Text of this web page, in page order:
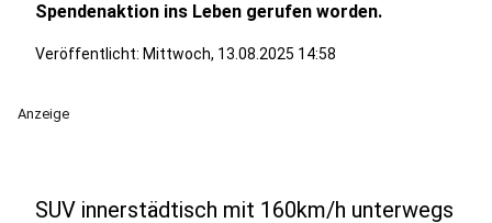
Spendenaktion ins Leben gerufen worden.
Veröffentlicht: Mittwoch, 13.08.2025 14:58
Anzeige
SUV innerstädtisch mit 160km/h unterwegs